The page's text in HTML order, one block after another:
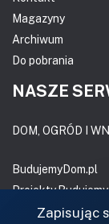
Magazyny
Archiwum
Do pobrania
NASZE
DOM, OGRÓD I
BudujemyDom.pl
CoZaIle.pl
Zapisując